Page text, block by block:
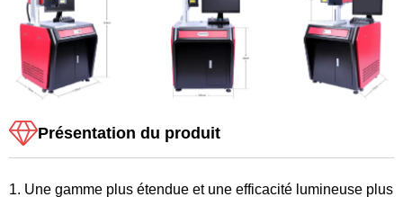
Présentation du produit
1. Une gamme plus étendue et une efficacité lumineuse plus